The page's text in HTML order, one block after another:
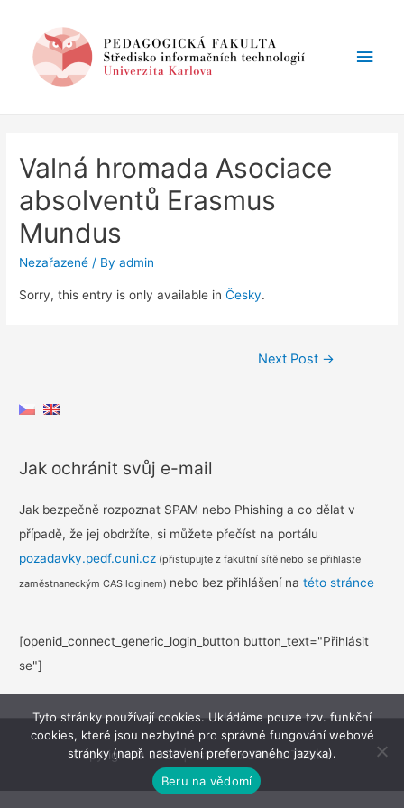
Main
Valná hromada Asociace
absolventů Erasmus
Mundus
Nezařazené / Byadmin
Sorry, this entry is only available inČesky.
Next Post →
Jak ochránit svůj e-mail
Jak bezpečně rozpoznat SPAM nebo Phishing a co dělat v
případě, že jej obdržíte, si můžete přečíst na portálu
pozadavky.pedf.cuni.cz (přistupujte z fakultní sítě nebo se přihlaste
zaměstnaneckým CAS loginem) nebo bez přihlášení natéto stránce
[openid_connect_generic_login_button button_text="Přihlásit
se"]
Copyright © 2026|Astra WordPress Theme
Tyto stránky používají cookies. Ukládáme pouze tzv. funkční
cookies, které jsou nezbytné pro správné fungování webové
stránky (např. nastavení preferovaného jazyka).
Beru na vědomí